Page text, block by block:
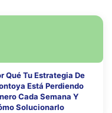
Qué Tu Estrategia De
Está Perdiendo
Cada Semana Y
Solucionarlo